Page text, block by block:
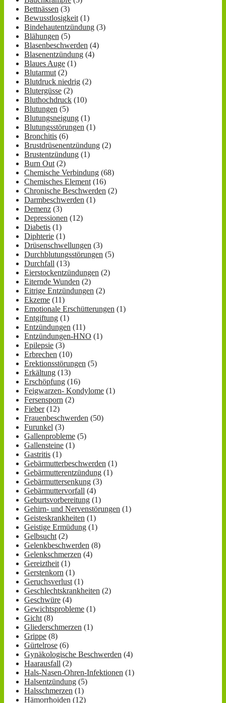
Bettnässen (3)
Bewusstlosigkeit (1)
Bindehautentzündung (3)
Blähungen (5)
Blasenbeschwerden (4)
Blasenentzündung (4)
Blaues Auge (1)
Blutarmut (2)
Blutdruck niedrig (2)
Blutergüsse (2)
Bluthochdruck (10)
Blutungen (5)
Blutungsneigung (1)
Blutungsstörungen (1)
Bronchitis (6)
Brustdrüsenentzündung (2)
Brustentzündung (1)
Burn Out (2)
Chemische Verbindung (68)
Chemisches Element (16)
Chronische Beschwerden (2)
Darmbeschwerden (1)
Demenz (3)
Depressionen (12)
Diabetis (1)
Diphterie (1)
Drüsenschwellungen (3)
Durchblutungsstörungen (5)
Durchfall (13)
Eierstockentzündungen (2)
Eiternde Wunden (2)
Eitrige Entzündungen (2)
Ekzeme (11)
Emotionale Erschütterungen (1)
Entgiftung (1)
Entzündungen (11)
Entzündungen-HNO (1)
Epilepsie (3)
Erbrechen (10)
Erektionsstörungen (5)
Erkältung (13)
Erschöpfung (16)
Feigwarzen- Kondylome (1)
Fersensporn (2)
Fieber(12)
Frauenbeschwerden (50)
Furunkel (3)
Gallenprobleme (5)
Gallensteine (1)
Gastritis (1)
Gebärmutterbeschwerden (1)
Gebärmutterentzündung (1)
Gebärmuttersenkung (3)
Gebärmuttervorfall (4)
Geburtsvorbereitung (1)
Gehirn- und Nervenstörungen (1)
Geisteskrankheiten (1)
Geistige Ermüdung (1)
Gelbsucht (2)
Gelenkbeschwerden (8)
Gelenkschmerzen (4)
Gereiztheit (1)
Gerstenkorn (1)
Geruchsverlust (1)
Geschlechtskrankheiten (2)
Geschwüre (4)
Gewichtsprobleme (1)
Gicht (8)
Gliederschmerzen (1)
Grippe (8)
Gürtelrose (6)
Gynäkologische Beschwerden (4)
Haarausfall (2)
Hals-Nasen-Ohren-Infektionen (1)
Halsentzündung (5)
Halsschmerzen (1)
Hämorrhoiden (12)